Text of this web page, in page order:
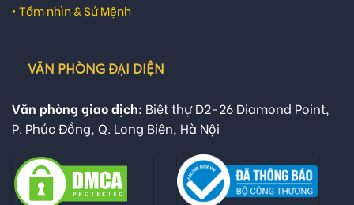
• Tầm nhìn & Sứ Mệnh
VĂN PHÒNG ĐẠI DIỆN
Văn phòng giao dịch: Biệt thự D2-26 Diamond Point,
P. Phúc Đồng, Q. Long Biên, Hà Nội